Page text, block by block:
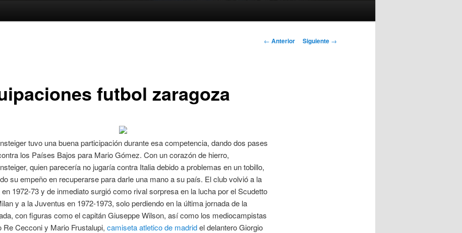
Navegación
← Anterior Siguiente →
futbol zaragoza
tuvo una buena participación durante esa competencia, dando dos pases
los Países Bajos para Mario Gómez. Con un corazón de hierro,
quien parecería no jugaría contra Italia debido a problemas en un tobillo,
su empeño en recuperarse para darle una mano a su país. El club volvió a la
1972-73 y de inmediato surgió como rival sorpresa en la lucha por el Scudetto
y a la Juventus en 1972-1973, solo perdiendo en la última jornada de la
con figuras como el capitán Giuseppe Wilson, así como los mediocampistas
Re Cecconi y Mario Frustalupi, camiseta atletico de madridel delantero Giorgio